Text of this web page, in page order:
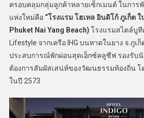
ครอบคลุมกลุ่มลูกค้าหลายเซ็กเมนต์ ในกา
แห่งใหม่คือ “โรงแรม โฮเทล อินดิโก้ ภูเก็ต
Phuket Nai Yang Beach) โรงแรมสไตล์บูที
Lifestyle จากเครือ IHG บนหาดในยาง จ.ภูเ
ประสบการณ์พักผ่อนสุดเอ็กซ์คลูซีฟ รองรับนั
ต้องการสัมผัสเสน่ห์ของวัฒนธรรมท้องถิ่น โ
ในปี 2573